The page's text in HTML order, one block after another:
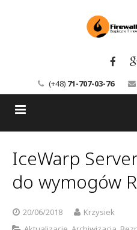
(+48) 71-707-03-76
Backup-Solutions
Kerio
Usługi
Newsletter
Szkolenia
IceWarp
do wymogów
20/06/2018
Krzysiek